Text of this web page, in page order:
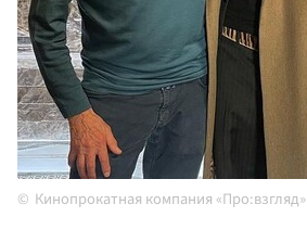
Кинопрокатная компания «Про:взгляд»